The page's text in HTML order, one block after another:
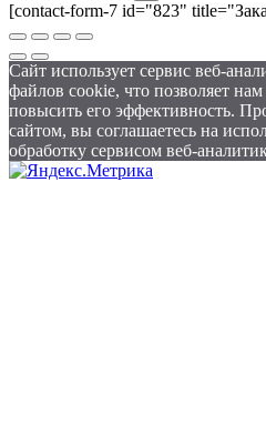
[contact-form-7 id="823"
Сайт использует сервис веб-
файлов cookie, что позволяет
повысить его эффективность.
сайтом, вы соглашаетесь на
обработку сервисом веб-